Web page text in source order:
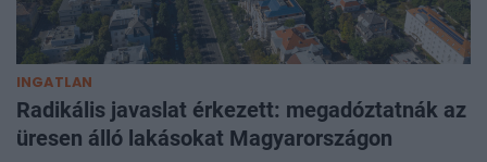
INGATLAN
Radikális javaslat érkezett: megadóztatnák az
üresen álló lakásokat Magyarországon